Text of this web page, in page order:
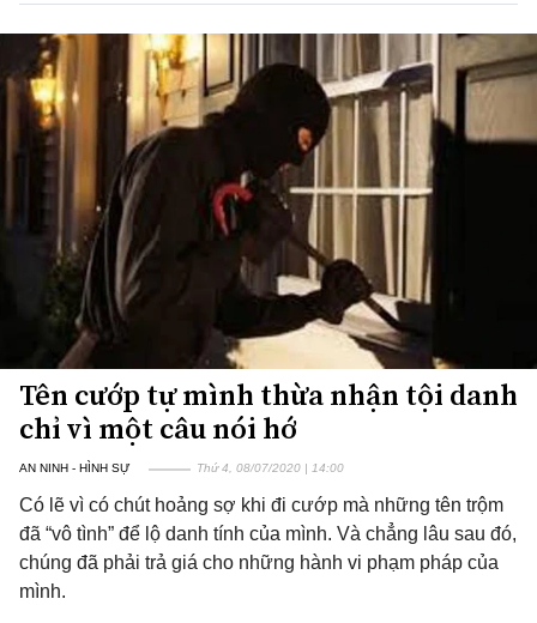
Tên cướp tự mình thừa nhận tội danh
chỉ vì một câu nói hớ
AN NINH - HÌNH SỰ Thứ 4, 08/07/2020 | 14:00
Có lẽ vì có chút hoảng sợ khi đi cướp mà những tên trộm
đã “vô tình” để lộ danh tính của mình. Và chẳng lâu sau đó,
chúng đã phải trả giá cho những hành vi phạm pháp của
mình.